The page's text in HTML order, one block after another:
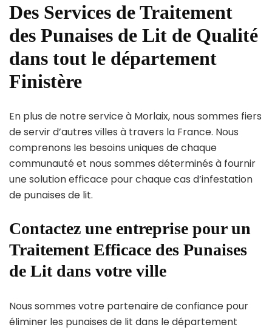
Des Services de Traitement
des Punaises de Lit de Qualité
dans tout le département
Finistère
En plus de notre service à Morlaix, nous sommes fiers
de servir d’autres villes à travers la France. Nous
comprenons les besoins uniques de chaque
communauté et nous sommes déterminés à fournir
une solution efficace pour chaque cas d’infestation
de punaises de lit.
Contactez une entreprise pour un
Traitement Efficace des Punaises
de Lit dans votre ville
Nous sommes votre partenaire de confiance pour
éliminer les punaises de lit dans le département